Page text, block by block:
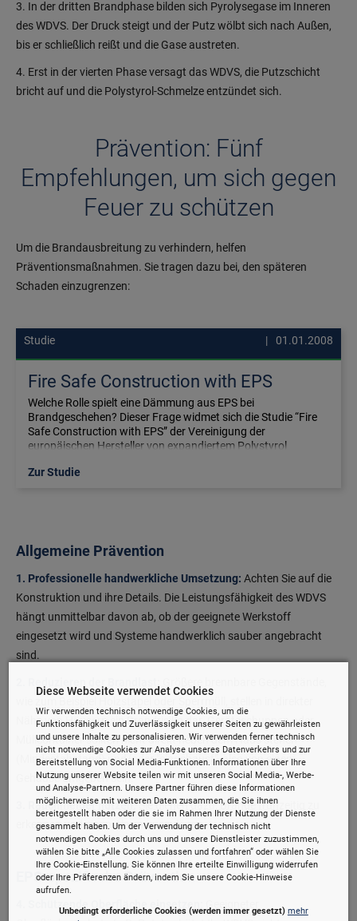
3. In der dritten Brandphase bilden sich Pyrolysegase im Inneren
des WDVS. Der Druck steigt und der Putz wölbt sich nach Außen,
bis er schließlich reißt und die Gase austreten.
4. Erst in der vierten Phase versagt das WDVS, die Putzschicht
bricht auf und die Polystyrol-Schmelze entzündet sich.
Prävention: Fünf
Empfehlungen, um sich gegen
Feuer zu schützen
Um die Brandausbreitung zu verhindern, helfen
Präventionsmaßnahmen. Sie tragen dazu bei, den späteren
Schaden einzugrenzen:
Studie 01.01.2008
Fire Safe Construction with EPS
Welche Rolle spielt eine Dämmung aus EPS bei
Brandgeschehen? Dieser Frage widmet sich die Studie “Fire
Safe Construction with EPS” der Vereinigung der
europäischen Hersteller von expandiertem Polystyrol
Zur Studie
Allgemeine Prävention
1. Professionelle handwerkliche Umsetzung: Achten Sie auf die
Konstruktion und ihre Details. Die Leistungsfähigkeit des WDVS
hängt unmittelbar davon ab, ob der geeignete Werkstoff
eingesetzt wird und Systeme handwerklich sauber angebracht
sind.
Nähe von Häusern ein Brandrisiko dar. Geräteschuppen oder
Müllcontainer sollten nicht direkt neben dem Haus stehen
(Mindestabstand) und/oder "eingehaust", also von einem
Gehäuse umgeben sein.
3. Rauchmelder nutzen:Sie dienen dazu, Brände frühzeitig zu
erkennen und einen Alarm auszulösen.
EPS-spezifische Prävention
4. Schützende Oberfläche einsetzen:
Geeigneter
Diese Webseite verwendet Cookies
Wir verwenden technisch notwendige Cookies, um die
Funktionsfähigkeit und Zuverlässigkeit unserer Seiten zu gewährleisten
und unsere Inhalte zu personalisieren. Wir verwenden ferner technisch
nicht notwendige Cookies zur Analyse unseres Datenverkehrs und zur
Bereitstellung von Social Media-Funktionen. Informationen über Ihre
Nutzung unserer Website teilen wir mit unseren Social Media-, Werbe-
und Analyse-Partnern. Unsere Partner führen diese Informationen
möglicherweise mit weiteren Daten zusammen, die Sie ihnen
bereitgestellt haben oder die sie im Rahmen Ihrer Nutzung der Dienste
gesammelt haben. Um der Verwendung der technisch nicht
notwendigen Cookies durch uns und unsere Dienstleister zuzustimmen,
wählen Sie bitte „Alle Cookies zulassen und fortfahren“ oder wählen Sie
Ihre Cookie-Einstellung. Sie können Ihre erteilte Einwilligung widerrufen
oder Ihre Präferenzen ändern, indem Sie unsereCookie-Hinweise
aufrufen.
Unbedingt erforderliche Cookies (werden immer gesetzt) mehr